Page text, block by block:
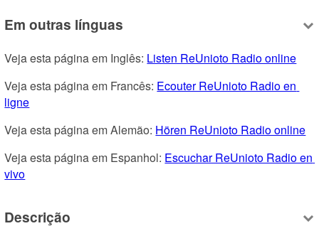
Em outras línguas
Veja esta página em Inglês: Listen ReUnioto Radio online
Veja esta página em Francês: Ecouter ReUnioto Radio en
ligne
Veja esta página em Alemão: Hören ReUnioto Radio online
Veja esta página em Espanhol: Escuchar ReUnioto Radio en
vivo
Descrição